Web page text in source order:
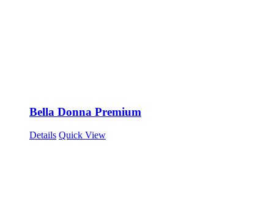
Bella Donna Premium
Details Quick View